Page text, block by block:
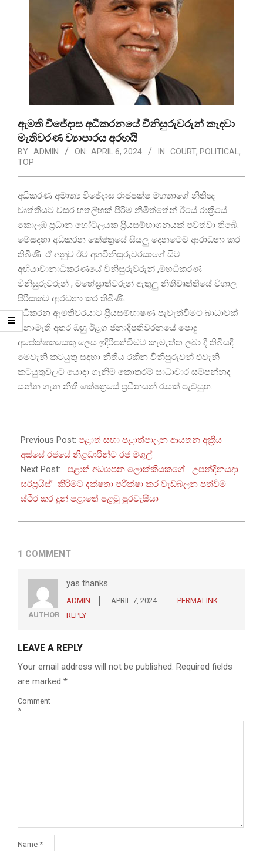
ඇමති විජේදාස අධිකරනයේ විනිසුරුවරුන් කැදවා
මැතිවරණ ව්‍යාපාරය අරභයි
BY: ADMIN ON: APRIL 6, 2024 IN: COURT, POLITICAL ,
TOP
අධිකරණ අමාත්‍ය විජේදාස රාජපක්ෂ මහතාගේ නිතිඥ
වෘත්තියට වසර හතලිහක් පිරිම නිමිත්තේන් ඊයේ රාත්‍රියේ
කොලඹ ප්‍රධාන හෝටලයක ප්‍රියසම්භාශනයක් පවත්වා තිබෙි.
මේසදහා අධිකරන කේෂ්ත්‍රයේ සියලු දෙනටෙම ආරාධනා කර
තිබිණි. ඒ අනුව ඊට අගවිනිසුරුවරයාගේ සිට
අභියාචානාධිකරණයේ විනිසුරුවරුන් ,මහධිකරණ
විනිසුරුවරුන් , මහේස්‍රාත්වරුන් ඇතුලු නිතිවෘත්තියේ විශාල
පිරිසකට ආරධනා කර තිබිණි.
අධිකරන ඇමතිවරයාට ප්‍රියසම්භාෂණ පැවැත්විමට බාධාවක්
නොමැති අතර ඔහු ඊළග ජනාදිපතිවරනයේ පොදු
අපේක්ෂකයෙකු ලෙස ඉදිරිපත්විමට කැමැත්ත ලබා දී තිබියදී
මෙවැනි කටයුතු සදහා නීතිය රකින විනිසුරුවන් එවැනි
කටයුතුවලට යොදා ගැනිම කොතරම් සාධාචාර සම්පන්නද
යන්න ගැන නීතී කේෂත්‍රයේ ප්‍රවීනයන් රැසක් පැවසුහ.
04-
06
Previous Post: පළාත් සභා පළාත්පාලන ආයතන අක්‍රිය
අස්සේ රජයේ නිළධාරින්ට රජ මගුල්
Next Post:
පළාත් අධ්‍යාපන ලොක්කියකගේ උපන්දිනයදා
සර්ප්‍රයිස්’ කිරිමට දක්ෂතා පරීක්ෂා කර වැඩබලන පත්වීම
ස්ථීර කර දුන් පළාතේ පළමු පුරවැසියා
1 COMMENT
AUTHOR
yas thanks
ADMIN APRIL 7, 2024
PERMALINK
REPLY
LEAVE A REPLY
Your email address will not be published. Required fields
are marked *
Comment
*
Name *